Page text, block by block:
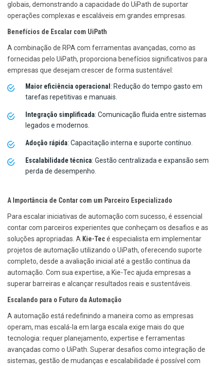
globais, demonstrando a capacidade do UiPath de suportar
operações complexas e escaláveis em grandes empresas.
Benefícios de Escalar com UiPath
A combinação de RPA com ferramentas avançadas, como as
fornecidas pelo UiPath, proporciona benefícios significativos para
empresas que desejam crescer de forma sustentável:
Maior eficiência operacional : Redução do tempo gasto em
tarefas repetitivas e manuais.
Integração simplificada: Comunicação fluida entre sistemas
legados e modernos.
Adoção rápida: Capacitação interna e suporte contínuo.
Escalabilidade técnica: Gestão centralizada e expansão sem
perda de desempenho.
A Importância de Contar com um Parceiro Especializado
Para escalar iniciativas de automação com sucesso, é essencial
contar com parceiros experientes que conheçam os desafios e as
soluções apropriadas. A Kie-Tecé especialista em implementar
projetos de automação utilizando o UiPath, oferecendo suporte
completo, desde a avaliação inicial até a gestão contínua da
automação. Com sua expertise, a Kie-Tec ajuda empresas a
superar barreiras e alcançar resultados reais e sustentáveis.
Escalando para o Futuro da Automação
A automação está redefinindo a maneira como as empresas
operam, mas escalá-la em larga escala exige mais do que
tecnologia: requer planejamento, expertise e ferramentas
avançadas como o UiPath. Superar desafios como integração de
sistemas, gestão de mudanças e escalabilidade é possível com